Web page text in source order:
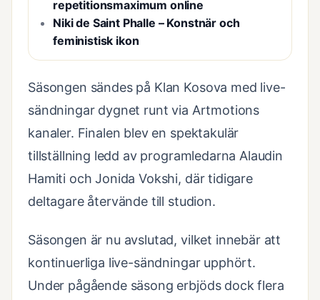
repetitionsmaximum online
Niki de Saint Phalle – Konstnär och
feministisk ikon
Säsongen sändes på Klan Kosova med live-
sändningar dygnet runt via Artmotions
kanaler. Finalen blev en spektakulär
tillställning ledd av programledarna Alaudin
Hamiti och Jonida Vokshi, där tidigare
deltagare återvände till studion.
Säsongen är nu avslutad, vilket innebär att
kontinuerliga live-sändningar upphört.
Under pågående säsong erbjöds dock flera